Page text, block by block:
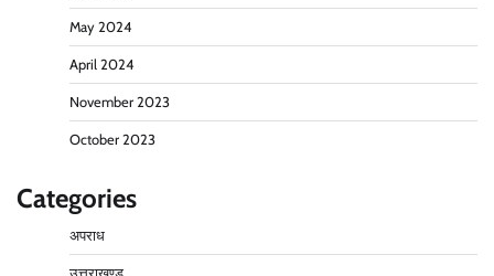
May 2024
April 2024
November 2023
October 2023
Categories
अपराध